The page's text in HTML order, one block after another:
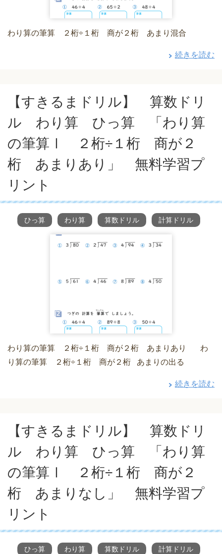
わり算の筆算 ２桁÷１桁 商が２桁 あまり混合
続きを読む
【すきるまドリル】 算数ドリ
ル わり算 ひっ算 「わり算
の筆算Ⅰ ２桁÷１桁 商が２
桁 あまりあり」 無料学習プ
リント
ひっ算 わり算 算数ドリル 計算ドリル
わり算の筆算 ２桁÷１桁 商が２桁 あまりあり わ
り算の筆算 ２桁÷１桁 商が２桁 あまりの出る
続きを読む
【すきるまドリル】 算数ドリ
ル わり算 ひっ算 「わり算
の筆算Ⅰ ２桁÷１桁 商が２
桁 あまりなし」 無料学習プ
リント
ひっ算 わり算 算数ドリル 計算ドリル